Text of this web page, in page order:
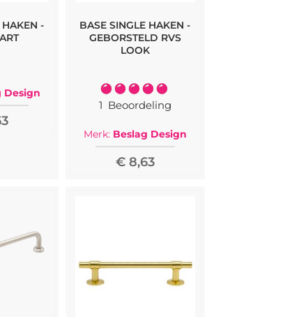
HAKEN -
Design
BASE SINGLE HAKEN -
GEBORSTELD RVS
LOOK
Waardering:
100%
1 Beoordeling
Merk: Beslag Design
€ 8,63